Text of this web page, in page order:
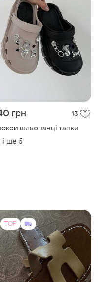
грн 13
шльопанці тапки
і ще 5
TOP